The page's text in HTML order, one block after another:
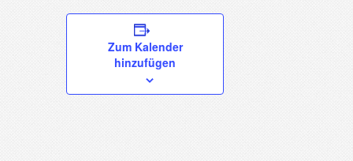
Zum Kalender
hinzufügen